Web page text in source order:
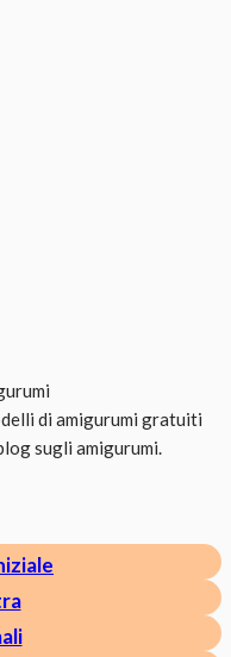
di amigurumi gratuiti
sugli amigurumi.